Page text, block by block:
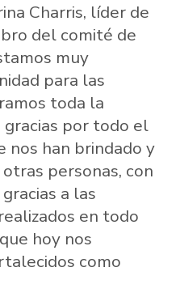
Charris, líder de
del comité de
muy
para las
toda la
gracias por todo el
nos han brindado y
personas, con
a las
en todo
hoy nos
como